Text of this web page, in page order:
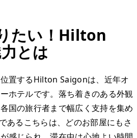
たい！Hilton
とは
置するHilton Saigonは、近年オ
ホテルです。落ち着きのある外観
国の旅行者まで幅広く支持を集め
あるこちらは、どのお部屋にもさ